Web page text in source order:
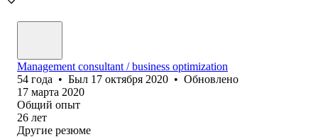
Management consultant / business optimization
54 года • Был 17 октября 2020 • Обновлено
17 марта 2020
Общий опыт
26 лет
Другие резюме